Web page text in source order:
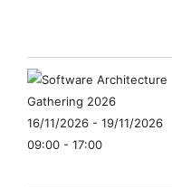
16/11/2026 - 19/11/2026
09:00 - 17:00